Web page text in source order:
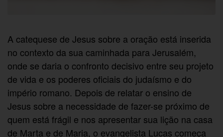
A catequese de Jesus sobre a oração está inserida
no contexto da sua caminhada para Jerusalém,
onde se daria o confronto decisivo entre seu projeto
de vida e os poderes oficiais do judaísmo e do
império romano. Depois de relatar o ensino de
Jesus sobre a necessidade de fazer-se próximo de
quem está frágil e nos apresentar sua lição na casa
de Marta e de Maria, o evangelista Lucas começa